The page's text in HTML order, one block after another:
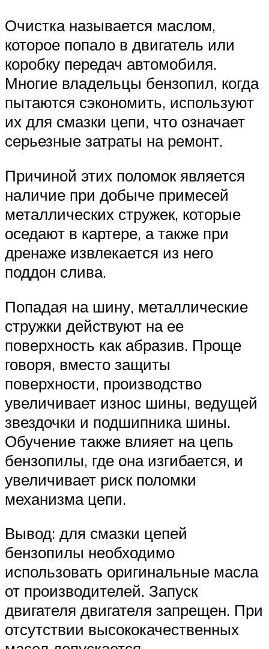
Очистка называется маслом,
которое попало в двигатель или
коробку передач автомобиля.
Многие владельцы бензопил, когда
пытаются сэкономить, используют
их для смазки цепи, что означает
серьезные затраты на ремонт.
Причиной этих поломок является
наличие при добыче примесей
металлических стружек, которые
оседают в картере, а также при
дренаже извлекается из него
поддон слива.
Попадая на шину, металлические
стружки действуют на ее
поверхность как абразив. Проще
говоря, вместо защиты
поверхности, производство
увеличивает износ шины, ведущей
звездочки и подшипника шины.
Обучение также влияет на цепь
бензопилы, где она изгибается, и
увеличивает риск поломки
механизма цепи.
Вывод: для смазки цепей
бензопилы необходимо
использовать оригинальные масла
от производителей. Запуск
двигателя двигателя запрещен. При
отсутствии высококачественных